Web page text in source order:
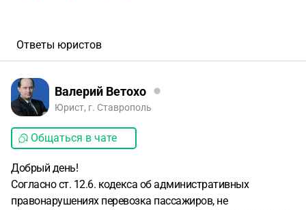
Ответы юристов
Валерий Ветохо
Юрист, г. Ставрополь
Общаться в чате
Добрый день!
Согласно ст. 12.6. кодекса об административных
правонарушениях перевозка пассажиров, не